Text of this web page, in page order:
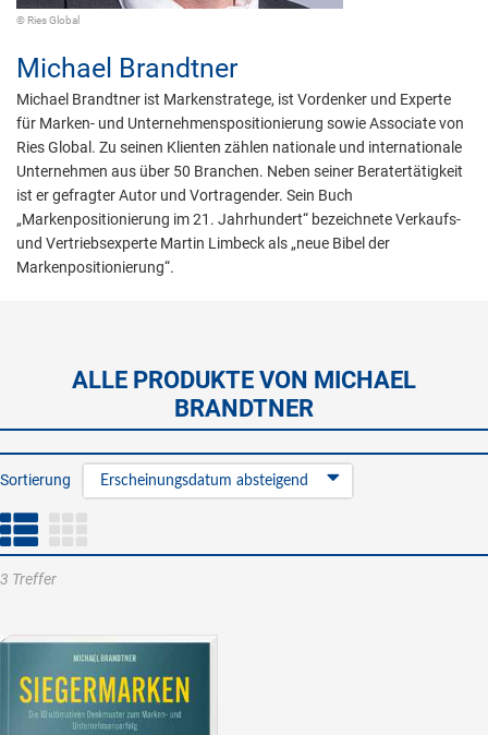
© Ries Global
Michael Brandtner
Michael Brandtner ist Markenstratege, ist Vordenker und Experte
für Marken- und Unternehmenspositionierung sowie Associate von
Ries Global. Zu seinen Klienten zählen nationale und internationale
Unternehmen aus über 50 Branchen. Neben seiner Beratertätigkeit
ist er gefragter Autor und Vortragender. Sein Buch
„Markenpositionierung im 21. Jahrhundert“ bezeichnete Verkaufs-
und Vertriebsexperte Martin Limbeck als „neue Bibel der
Markenpositionierung“.
ALLE PRODUKTE VON MICHAEL
BRANDTNER
Sortierung Erscheinungsdatum absteigend
3 Treffer